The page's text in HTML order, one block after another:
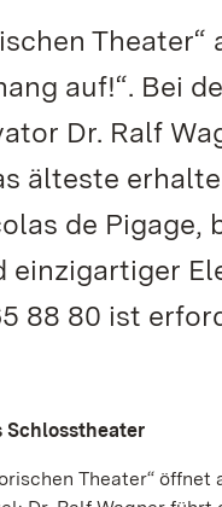
auf!“. Bei
Dr. Ralf
älteste
de Pigage,
einzigartiger
88 80 ist
Schlosstheater
Theater“